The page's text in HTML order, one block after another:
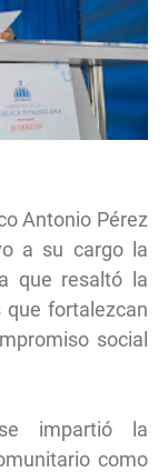
Antonio Pérez
a su cargo la
que resaltó la
que fortalezcan
social
impartió la
como